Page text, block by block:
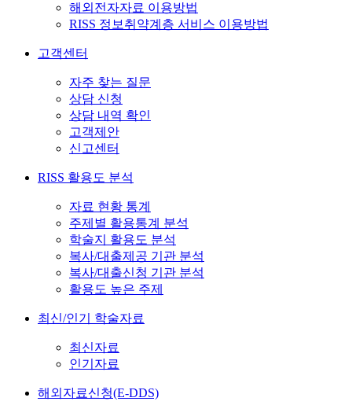
해외전자자료 이용방법
RISS 정보취약계층 서비스 이용방법
고객센터
자주 찾는 질문
상담 신청
상담 내역 확인
고객제안
신고센터
RISS 활용도 분석
자료 현황 통계
주제별 활용통계 분석
학술지 활용도 분석
복사/대출제공 기관 분석
복사/대출신청 기관 분석
활용도 높은 주제
최신/인기 학술자료
최신자료
인기자료
해외자료신청(E-DDS)